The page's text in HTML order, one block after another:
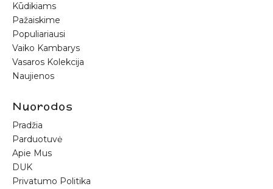
Kūdikiams
Pažaiskime
Populiariausi
Vaiko Kambarys
Vasaros Kolekcija
Naujienos
Nuorodos
Pradžia
Parduotuvė
Apie Mus
DUK
Privatumo Politika